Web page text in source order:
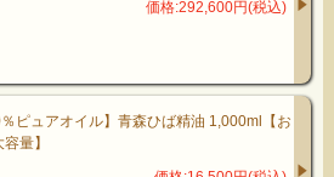
価格:292,600円(税込)
％ピュアオイル】青森ひば精油 1,000ml【お
量】